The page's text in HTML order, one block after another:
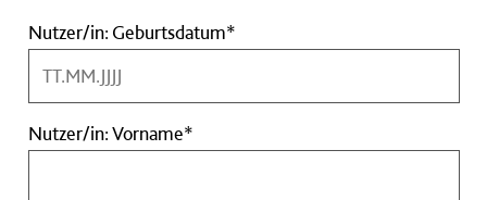
Nutzer/in: Geburtsdatum*
Geburtsdatum
Nutzer/in: Vorname*
Vorname